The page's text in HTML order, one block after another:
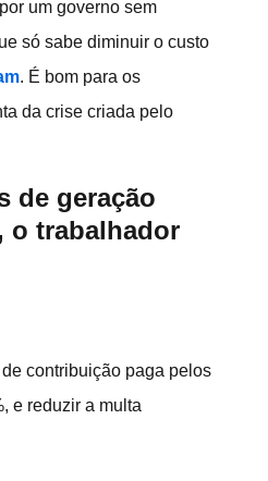
um governo sem
só sabe diminuir o custo
. É bom para os
da crise criada pelo
de geração
o trabalhador
contribuição paga pelos
e reduzir a multa